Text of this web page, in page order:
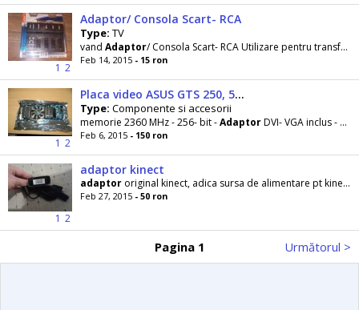
1 2
Adaptor/ Consola Scart- RCA
Type: TV
vand Adaptor/ Consola Scart- RCA Utilizare pentru transfer sau redare de semnal audio/
Feb 14, 2015 - 15 ron
1 2
Placa video ASUS GTS 250, 512MB, 256bit
Type: Componente si accesorii
memorie 2360 MHz - 256- bit -AdaptorDVI- VGA inclus -
Feb 6, 2015 - 150 ron
1 2
adaptor kinect
adaptor original kinect, adica sursa de alimentare pt kinect (consola x box mai veche de 2010
Feb 27, 2015 - 50 ron
Pagina 1 Următorul >